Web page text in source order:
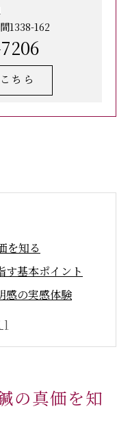
1338-162
ちら
を知る
す基本ポイント
感の実感体験
穴を整える効果
験の魅力
果の秘密
の真価を知